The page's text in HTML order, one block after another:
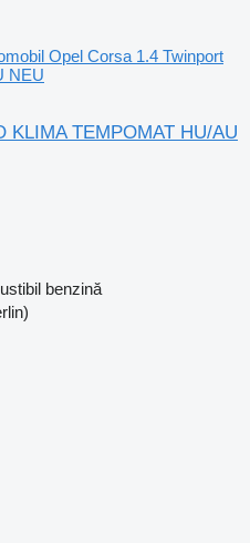
Opel Corsa 1.4 Twinport
NEU
KLIMA TEMPOMAT HU/AU
benzină